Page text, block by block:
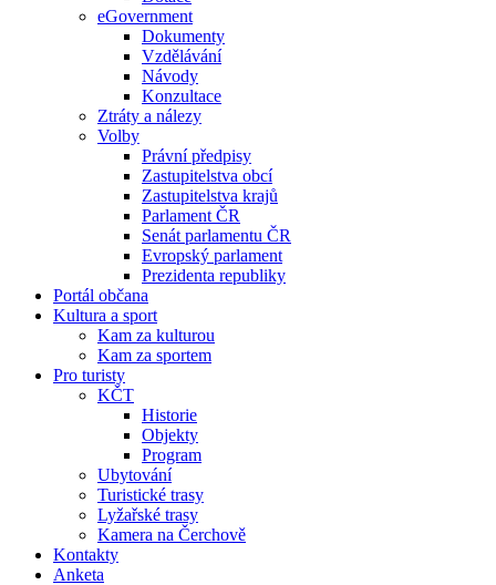
eGovernment
Dokumenty
Vzdělávání
Návody
Konzultace
Ztráty a nálezy
Volby
Právní předpisy
Zastupitelstva obcí
Zastupitelstva krajů
Parlament ČR
Senát parlamentu ČR
Evropský parlament
Prezidenta republiky
Portál občana
Kultura a sport
Kam za kulturou
Kam za sportem
Pro turisty
KČT
Historie
Objekty
Program
Ubytování
Turistické trasy
Lyžařské trasy
Kamera na Čerchově
Kontakty
Anketa